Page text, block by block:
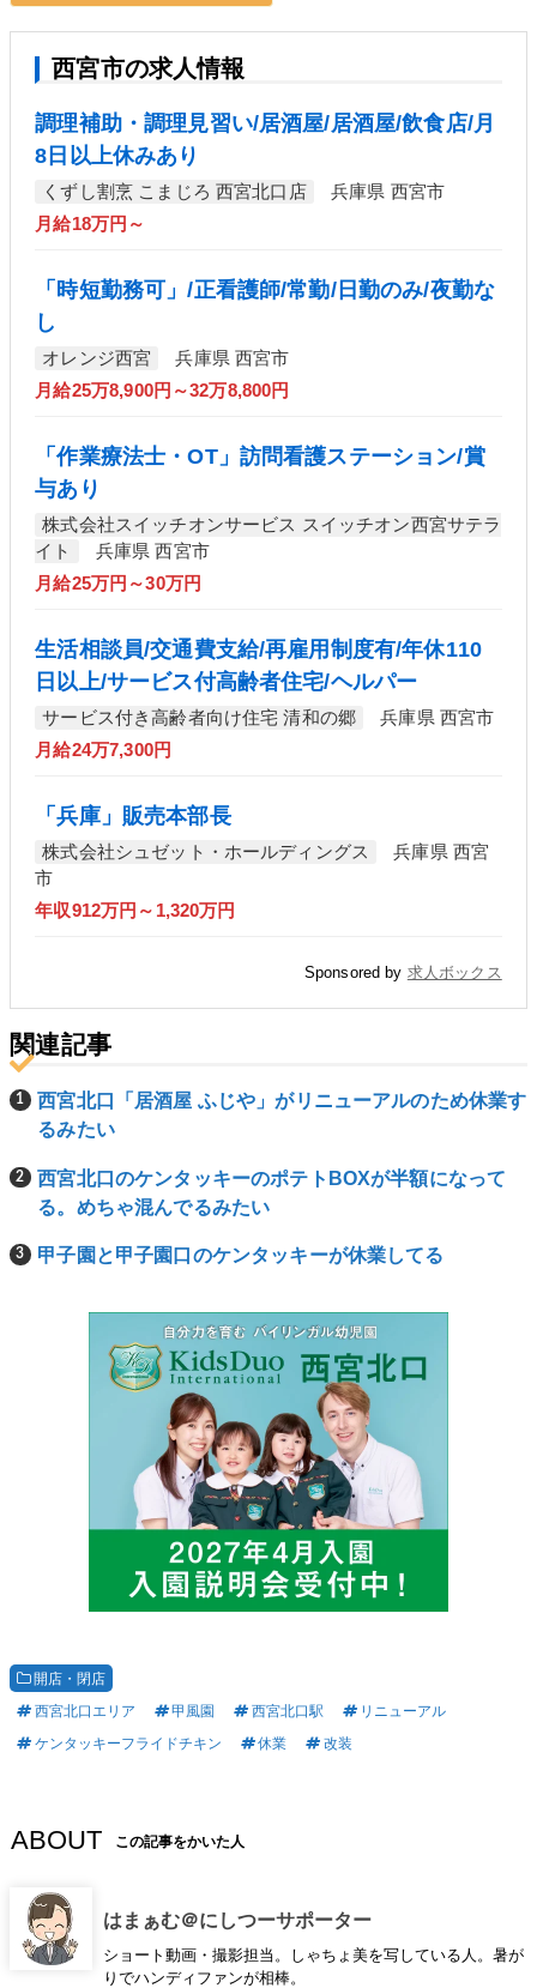
西宮市の求人情報
調理補助・調理見習い/居酒屋/居酒屋/飲食店/月
8日以上休みあり
くずし割烹 こまじろ 西宮北口店
兵庫県 西宮市
月給18万円～
「時短勤務可」/正看護師/常勤/日勤のみ/夜勤な
し
オレンジ西宮
兵庫県 西宮市
月給25万8,900円～32万8,800円
「作業療法士・OT」訪問看護ステーション/賞
与あり
株式会社スイッチオンサービス スイッチオン西宮サテラ
イト
兵庫県 西宮市
月給25万円～30万円
生活相談員/交通費支給/再雇用制度有/年休110
日以上/サービス付高齢者住宅/ヘルパー
サービス付き高齢者向け住宅 清和の郷
兵庫県 西宮市
月給24万7,300円
「兵庫」販売本部長
株式会社シュゼット・ホールディングス
兵庫県 西宮
市
年収912万円～1,320万円
Sponsored by 求人ボックス
関連記事
西宮北口「居酒屋 ふじや」がリニューアルのため休業す
るみたい
西宮北口のケンタッキーのポテトBOXが半額になって
る。めちゃ混んでるみたい
甲子園と甲子園口のケンタッキーが休業してる
開店・閉店
西宮北口エリア
甲風園 西宮北口駅
リニューアル
ケンタッキーフライドチキン
休業 改装
ABOUT この記事をかいた人
はまぁむ＠にしつーサポーター
ショート動画・撮影担当。しゃちょ美を写している人。暑が
りでハンディファンが相棒。